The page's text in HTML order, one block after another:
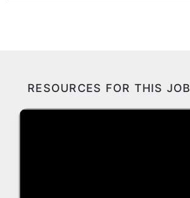
RESOURCES FOR THIS JOB